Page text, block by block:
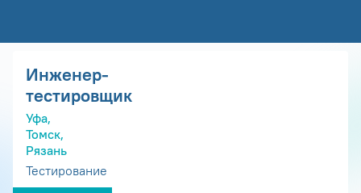
Инженер-
тестировщик
Уфа,
Томск,
Рязань
Тестирование